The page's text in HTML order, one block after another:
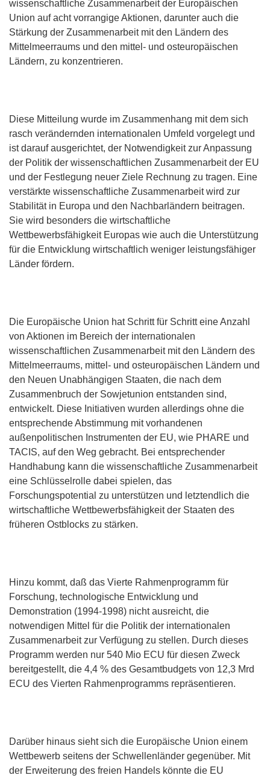
wissenschaftliche Zusammenarbeit der Europäischen
Union auf acht vorrangige Aktionen, darunter auch die
Stärkung der Zusammenarbeit mit den Ländern des
Mittelmeerraums und den mittel- und osteuropäischen
Ländern, zu konzentrieren.
Diese Mitteilung wurde im Zusammenhang mit dem sich
rasch verändernden internationalen Umfeld vorgelegt und
ist darauf ausgerichtet, der Notwendigkeit zur Anpassung
der Politik der wissenschaftlichen Zusammenarbeit der EU
und der Festlegung neuer Ziele Rechnung zu tragen. Eine
verstärkte wissenschaftliche Zusammenarbeit wird zur
Stabilität in Europa und den Nachbarländern beitragen.
Sie wird besonders die wirtschaftliche
Wettbewerbsfähigkeit Europas wie auch die Unterstützung
für die Entwicklung wirtschaftlich weniger leistungsfähiger
Länder fördern.
Die Europäische Union hat Schritt für Schritt eine Anzahl
von Aktionen im Bereich der internationalen
wissenschaftlichen Zusammenarbeit mit den Ländern des
Mittelmeerraums, mittel- und osteuropäischen Ländern und
den Neuen Unabhängigen Staaten, die nach dem
Zusammenbruch der Sowjetunion entstanden sind,
entwickelt. Diese Initiativen wurden allerdings ohne die
entsprechende Abstimmung mit vorhandenen
außenpolitischen Instrumenten der EU, wie PHARE und
TACIS, auf den Weg gebracht. Bei entsprechender
Handhabung kann die wissenschaftliche Zusammenarbeit
eine Schlüsselrolle dabei spielen, das
Forschungspotential zu unterstützen und letztendlich die
wirtschaftliche Wettbewerbsfähigkeit der Staaten des
früheren Ostblocks zu stärken.
Hinzu kommt, daß das Vierte Rahmenprogramm für
Forschung, technologische Entwicklung und
Demonstration (1994-1998) nicht ausreicht, die
notwendigen Mittel für die Politik der internationalen
Zusammenarbeit zur Verfügung zu stellen. Durch dieses
Programm werden nur 540 Mio ECU für diesen Zweck
bereitgestellt, die 4,4 % des Gesamtbudgets von 12,3 Mrd
ECU des Vierten Rahmenprogramms repräsentieren.
Darüber hinaus sieht sich die Europäische Union einem
Wettbewerb seitens der Schwellenländer gegenüber. Mit
der Erweiterung des freien Handels könnte die EU